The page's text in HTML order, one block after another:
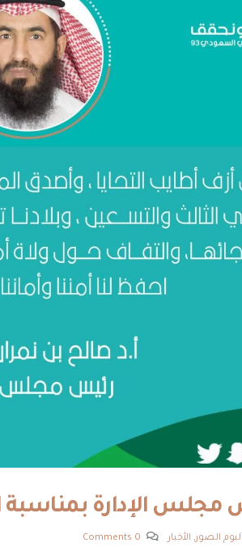
الإدارة بمناسبة
ألبوم الصور, الأخبار 0 Comments